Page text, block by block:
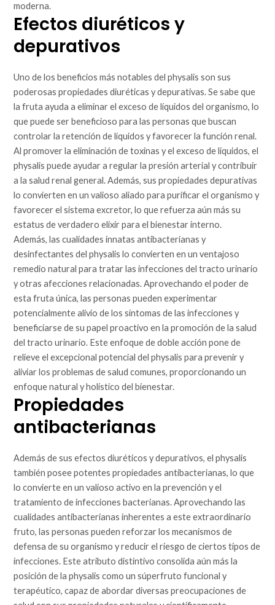
moderna.
Efectos diuréticos y
depurativos
Uno de los beneficios más notables del physalis son sus
poderosas propiedades diuréticas y depurativas. Se sabe que
la fruta ayuda a eliminar el exceso de líquidos del organismo, lo
que puede ser beneficioso para las personas que buscan
controlar la retención de líquidos y favorecer la función renal.
Al promover la eliminación de toxinas y el exceso de líquidos, el
physalis puede ayudar a regular la presión arterial y contribuir
a la salud renal general. Además, sus propiedades depurativas
lo convierten en un valioso aliado para purificar el organismo y
favorecer el sistema excretor, lo que refuerza aún más su
estatus de verdadero elixir para el bienestar interno.
Además, las cualidades innatas antibacterianas y
desinfectantes del physalis lo convierten en un ventajoso
remedio natural para tratar las infecciones del tracto urinario
y otras afecciones relacionadas. Aprovechando el poder de
esta fruta única, las personas pueden experimentar
potencialmente alivio de los síntomas de las infecciones y
beneficiarse de su papel proactivo en la promoción de la salud
del tracto urinario. Este enfoque de doble acción pone de
relieve el excepcional potencial del physalis para prevenir y
aliviar los problemas de salud comunes, proporcionando un
enfoque natural y holístico del bienestar.
Propiedades
antibacterianas
Además de sus efectos diuréticos y depurativos, el physalis
también posee potentes propiedades antibacterianas, lo que
lo convierte en un valioso activo en la prevención y el
tratamiento de infecciones bacterianas. Aprovechando las
cualidades antibacterianas inherentes a este extraordinario
fruto, las personas pueden reforzar los mecanismos de
defensa de su organismo y reducir el riesgo de ciertos tipos de
infecciones. Este atributo distintivo consolida aún más la
posición de la physalis como un súperfruto funcional y
terapéutico, capaz de abordar diversas preocupaciones de